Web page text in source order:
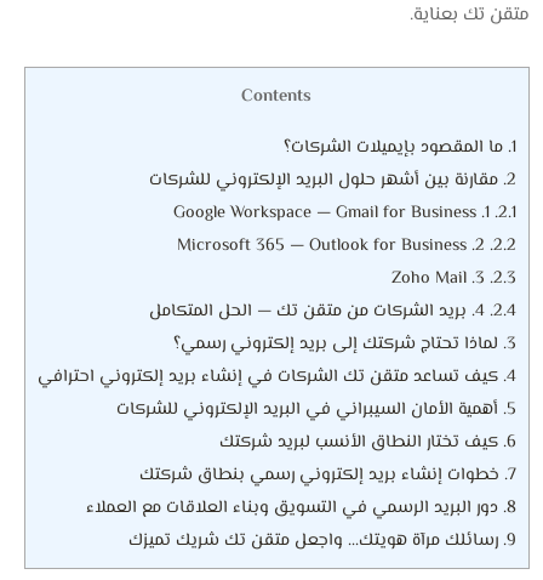
متقن تك بعناية.
Contents
1. ما المقصود بإيميلات الشركات؟
2. مقارنة بين أشهر حلول البريد الإلكتروني للشركات
2.1.
1. Google Workspace — Gmail for Business
2.2.
2.3.
2.4. 4. بريد الشركات من متقن تك — الحل المتكامل
3. لماذا تحتاج شركتك إلى بريد إلكتروني رسمي؟
4. كيف تساعد متقن تك الشركات في إنشاء بريد إلكتروني احترافي
5. أهمية الأمان السيبراني في البريد الإلكتروني للشركات
6. كيف تختار النطاق الأنسب لبريد شركتك
7. خطوات إنشاء بريد إلكتروني رسمي بنطاق شركتك
8. دور البريد الرسمي في التسويق وبناء العلاقات مع العملاء
9. رسائلك مرآة هويتك… واجعل متقن تك شريك تميزك